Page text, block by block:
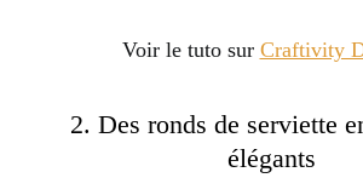
Voir le tuto sur Craftivity
2. Des ronds de serviette
élégants